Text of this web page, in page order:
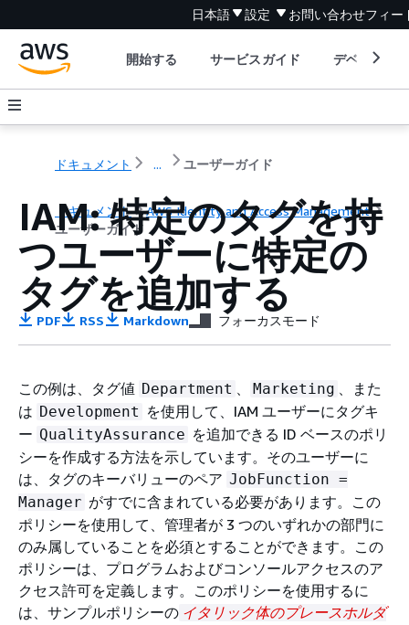
日本語 設定 お問い合わせフィー
開始する サービスガイド デベロッパ
ドキュメント ... ユーザーガイド
ドキュメント
AWS Identity and Access Management
ユーザーガイド
IAM: 特定のタグを持
つユーザーに特定の
タグを追加する
PDF RSS Markdown フォーカスモード
この例は、タグ値 Department 、 Marketing 、また
は Development を使用して、IAM ユーザーにタグキ
ー QualityAssurance を追加できる ID ベースのポリ
シーを作成する方法を示しています。そのユーザーに
は、タグのキーバリューのペア JobFunction =
Manager がすでに含まれている必要があります。この
ポリシーを使用して、管理者が 3 つのいずれかの部門に
のみ属していることを必須とすることができます。この
ポリシーは、プログラムおよびコンソールアクセスのア
クセス許可を定義します。このポリシーを使用するに
は、サンプルポリシーの イタリック体のプレースホルダ